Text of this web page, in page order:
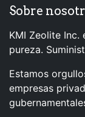
Sobre
KMI Zeolite
pureza.
Estamos
empresas